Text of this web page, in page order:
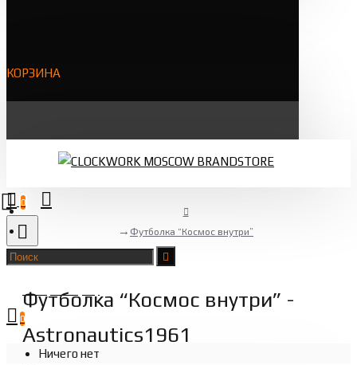
КОРЗИНА
0
Товаров 0 (0 ₽)
0
Ничего нет
Футболка “Космос внутри”
Футболка “Космос внутри” -
Astronautics1961